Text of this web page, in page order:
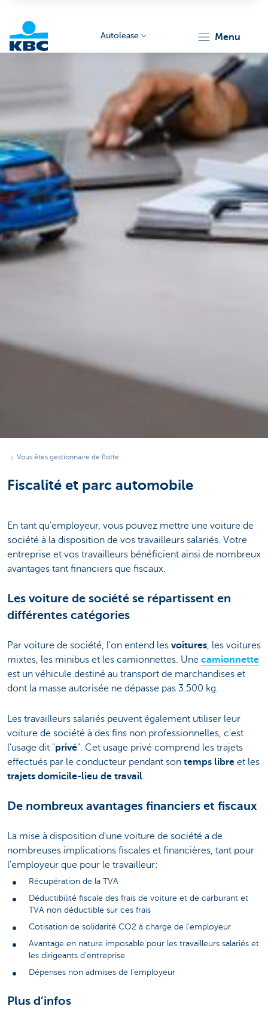
Corporate
Autolease menu
Vous êtes gestionnaire de flotte
Fiscalité et parc automobile
En tant qu'employeur, vous pouvez mettre une voiture de
société à la disposition de vos travailleurs salariés. Votre
entreprise et vos travailleurs bénéficient ainsi de nombreux
avantages tant financiers que fiscaux.
Les voiture de société se répartissent en
différentes catégories
Par voiture de société, l'on entend les voitures, les voitures
mixtes, les minibus et les camionnettes. Une camionnette
est un véhicule destiné au transport de marchandises et
dont la masse autorisée ne dépasse pas 3.500 kg.
Les travailleurs salariés peuvent également utiliser leur
voiture de société à des fins non professionnelles, c'est
l'usage dit "privé". Cet usage privé comprend les trajets
effectués par le conducteur pendant son temps libre et les
trajets domicile-lieu de travail.
De nombreux avantages financiers et fiscaux
La mise à disposition d'une voiture de société a de
nombreuses implications fiscales et financières, tant pour
l'employeur que pour le travailleur:
Récupération de la TVA
Déductibilité fiscale des frais de voiture et de carburant et
TVA non déductible sur ces frais
Cotisation de solidarité CO2 à charge de l'employeur
Avantage en nature imposable pour les travailleurs salariés et
les dirigeants d'entreprise
Dépenses non admises de l'employeur
Plus d’infos